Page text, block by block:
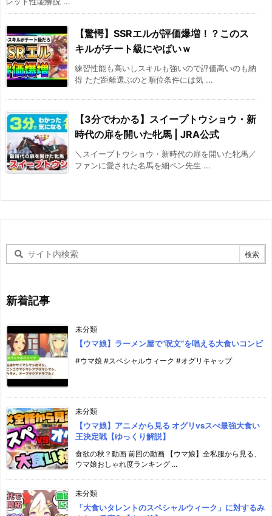
【驚愕】SSRエルが評価爆増！？このス
キルがチート級にやばいｗ
練習性能も高いしスキルも強いので評価高いのも納
得 ただ距離選ぶのと順位条件には気 ...
【3分でわかる】スイープトウショウ・新
時代の扉を開いた牝馬 | JRA公式
＼スイープトウショウ・新時代の扉を開いた牝馬／
ファンに愛された名馬を細ペン先生 ...
新着記事
未分類
【ウマ娘】ラーメン屋で”呪文”を唱える大食いコンビ
#ウマ娘 #スペシャルウィーク #オグリキャップ
未分類
【ウマ娘】アニメから見る オグリvsスぺ最強大食い
王決定戦【ゆっくり解説】
食欲の秋？動画 前回の動画 【ウマ娘】全私服から見る、
ウマ娘おしゃれ度ランキング ...
未分類
「大食いタレントのスペシャルウィーク」に対するみ